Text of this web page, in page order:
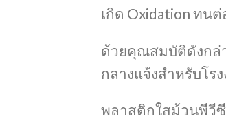
เกิด Oxidation ทน
ด้วยคุณสมบัติดังกล่
กลางแจ้งสำหรับโร
พลาสติกใสม้วนพีวีซี